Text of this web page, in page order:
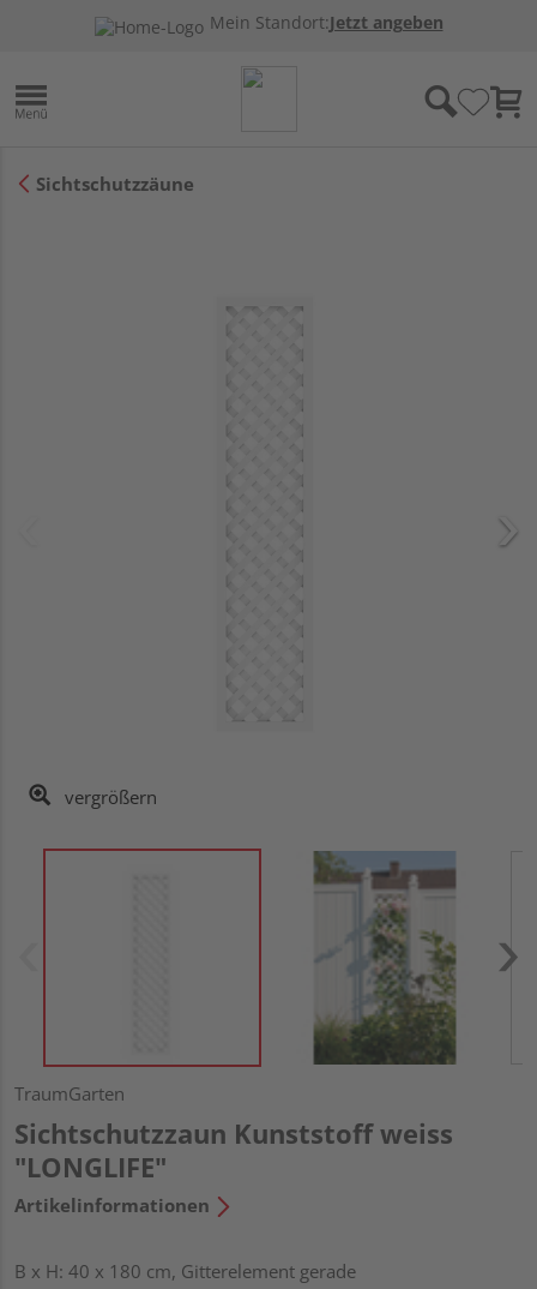
Mein Standort:Jetzt angeben
Sichtschutzzäune
vergrößern
TraumGarten
Sichtschutzzaun Kunststoff weiss
"LONGLIFE"
Artikelinformationen
B x H: 40 x 180 cm, Gitterelement gerade